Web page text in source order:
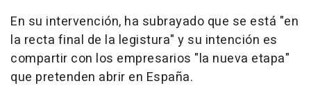
En su intervención, ha subrayado que se está "en
la recta final de la legistura" y su intención es
compartir con los empresarios "la nueva etapa"
que pretenden abrir en España.